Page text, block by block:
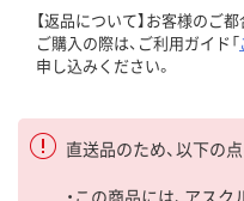
【返品について】お客様のご
ご購入の際は、ご利用ガイド「
申し込みください。
直送品のため、以下の
・この商品には、アス